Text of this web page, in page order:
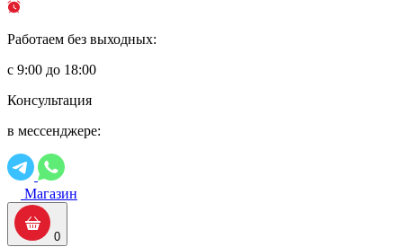
Работаем без выходных:
с 9:00 до 18:00
Консультация
в мессенджере:
Магазин
0